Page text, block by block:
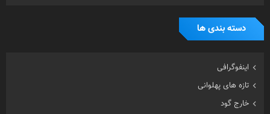
دسته بندی ها
اینفوگرافی
تازه های پهلوانی
خارج گود